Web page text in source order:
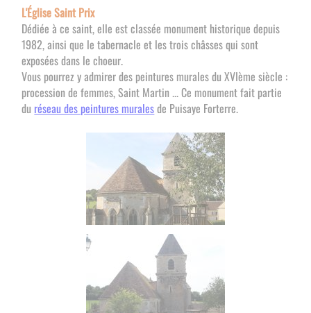
L'Église Saint Prix
Dédiée à ce saint, elle est classée monument historique depuis
1982, ainsi que le tabernacle et les trois châsses qui sont
exposées dans le choeur.
Vous pourrez y admirer des peintures murales du XVIème siècle :
procession de femmes, Saint Martin ... Ce monument fait partie
du réseau des peintures muralesde Puisaye Forterre.